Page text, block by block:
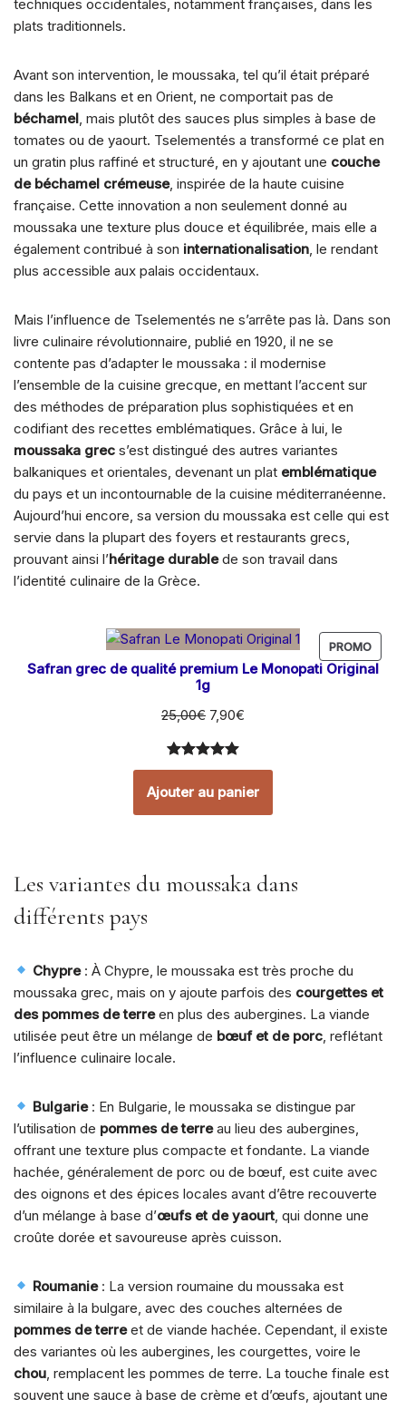
techniques occidentales, notamment françaises, dans les
plats traditionnels.
Avant son intervention, le moussaka, tel qu’il était préparé
dans les Balkans et en Orient, ne comportait pas de
béchamel , mais plutôt des sauces plus simples à base de
tomates ou de yaourt. Tselementés a transformé ce plat en
un gratin plus raffiné et structuré, en y ajoutant une couche
de béchamel crémeuse, inspirée de la haute cuisine
française. Cette innovation a non seulement donné au
moussaka une texture plus douce et équilibrée, mais elle a
également contribué à son internationalisation , le rendant
plus accessible aux palais occidentaux.
Mais l’influence de Tselementés ne s’arrête pas là. Dans son
livre culinaire révolutionnaire, publié en 1920, il ne se
contente pas d’adapter le moussaka : il modernise
l’ensemble de la cuisine grecque, en mettant l’accent sur
des méthodes de préparation plus sophistiquées et en
codifiant des recettes emblématiques. Grâce à lui, le
moussaka grec s’est distingué des autres variantes
balkaniques et orientales, devenant un plat emblématique
du pays et un incontournable de la cuisine méditerranéenne.
Aujourd’hui encore, sa version du moussaka est celle qui est
servie dans la plupart des foyers et restaurants grecs,
prouvant ainsi l’héritage durablede son travail dans
l’identité culinaire de la Grèce.
PROMO
Safran grec de qualité premium Le Monopati Original
1g
25,00€ 7,90€
Noté5.00
sur 5
7
Ajouter au panier
Les variantes du moussaka dans
différents pays
Chypre: À Chypre, le moussaka est très proche du
moussaka grec, mais on y ajoute parfois des courgettes et
des pommes de terreen plus des aubergines. La viande
utilisée peut être un mélange de bœuf et de porc, reflétant
l’influence culinaire locale.
Bulgarie: En Bulgarie, le moussaka se distingue par
l’utilisation de pommes de terreau lieu des aubergines,
offrant une texture plus compacte et fondante. La viande
hachée, généralement de porc ou de bœuf, est cuite avec
des oignons et des épices locales avant d’être recouverte
d’un mélange à base d’œufs et de yaourt, qui donne une
croûte dorée et savoureuse après cuisson.
Roumanie: La version roumaine du moussaka est
similaire à la bulgare, avec des couches alternées de
pommes de terreet de viande hachée. Cependant, il existe
des variantes où les aubergines, les courgettes, voire le
chou, remplacent les pommes de terre. La touche finale est
souvent une sauce à base de crème et d’œufs, ajoutant une